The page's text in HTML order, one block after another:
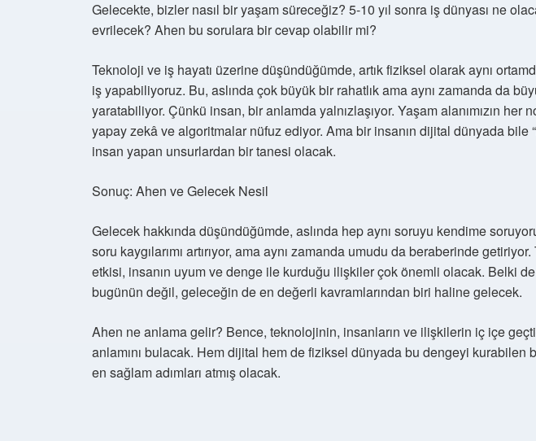
Gelecekte, bizler nasıl bir yaşam süreceğiz? 5-10 yıl sonra iş dünyası ne
evrilecek? Ahen bu sorulara bir cevap olabilir mi?
Teknoloji ve iş hayatı üzerine düşündüğümde, artık fiziksel olarak aynı
iş yapabiliyoruz. Bu, aslında çok büyük bir rahatlık ama aynı zamanda da
yaratabiliyor. Çünkü insan, bir anlamda yalnızlaşıyor. Yaşam alanımızın her
yapay zekâ ve algoritmalar nüfuz ediyor. Ama bir insanın dijital dünyada bile
insan yapan unsurlardan bir tanesi olacak.
Sonuç: Ahen ve Gelecek Nesil
Gelecek hakkında düşündüğümde, aslında hep aynı soruyu kendime
soru kaygılarımı artırıyor, ama aynı zamanda umudu da beraberinde
etkisi, insanın uyum ve denge ile kurduğu ilişkiler çok önemli olacak. Belki
bugünün değil, geleceğin de en değerli kavramlarından biri haline gelecek.
Ahen ne anlama gelir? Bence, teknolojinin, insanların ve ilişkilerin iç içe
anlamını bulacak. Hem dijital hem de fiziksel dünyada bu dengeyi kurabilen
en sağlam adımları atmış olacak.